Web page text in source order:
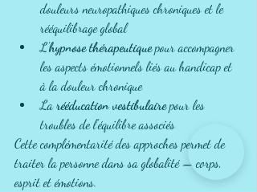
douleurs neuropathiques chroniques et le
rééquilibrage global
L'hypnose thérapeutique pour accompagner
les aspects émotionnels liés au handicap et
à la douleur chronique
La rééducation vestibulaire pour les
troubles de l'équilibre associés
Cette complémentarité des approches permet de
traiter la personne dans sa globalité — corps,
esprit et émotions.